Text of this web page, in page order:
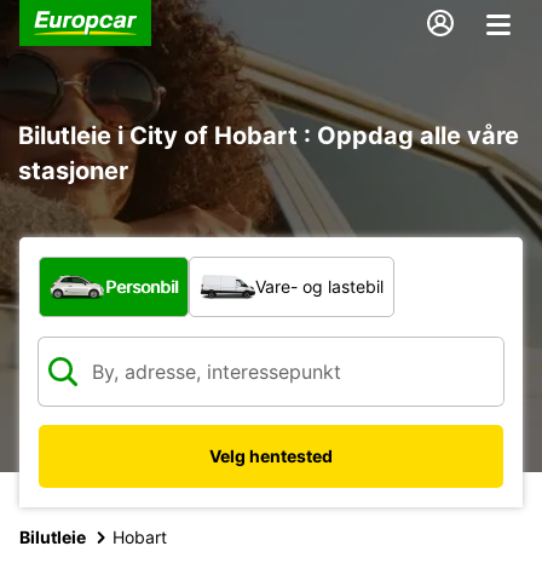
Bilutleie i City of Hobart : Oppdag alle våre
stasjoner
Hvilken type bil?
Personbil Vare- og lastebil
Velg hentested
Bilutleie Hobart